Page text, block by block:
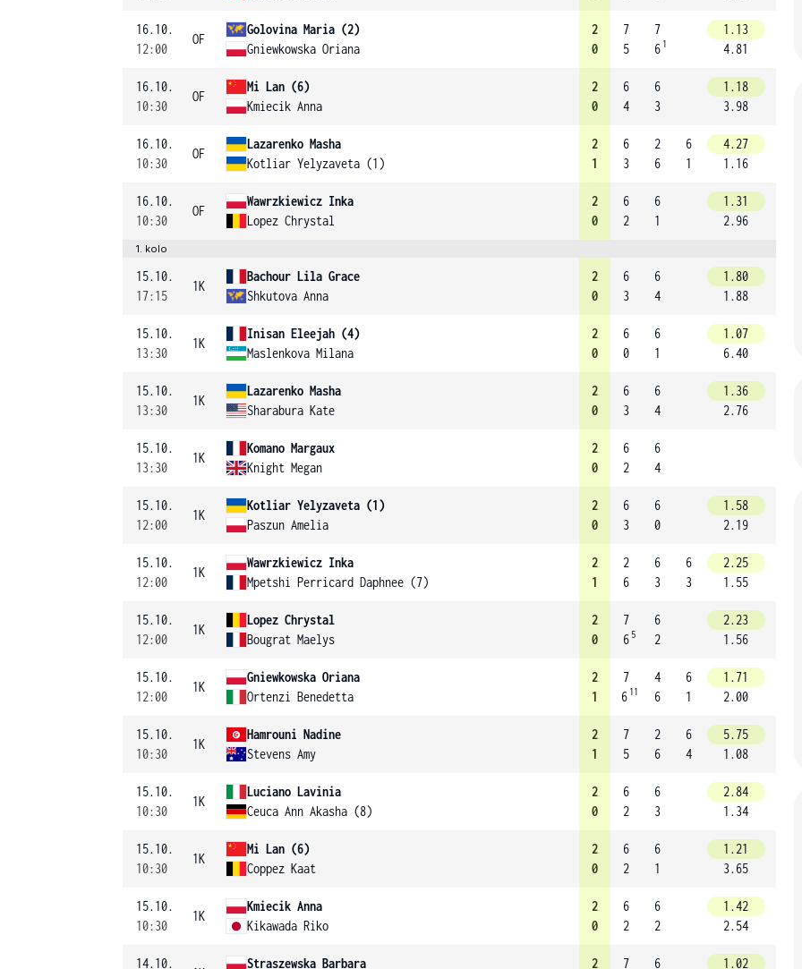
16.10.
12:00
OF
Golovina Maria (2)
Gniewkowska Oriana
2
0
7
5
7
6 1
1.13
4.81
16.10.
10:30
OF
Mi Lan (6)
Kmiecik Anna
2
0
6
4
6
3
1.18
3.98
16.10.
10:30
OF
Lazarenko Masha
Kotliar Yelyzaveta (1)
2
1
6
3
2
6
6
1
4.27
1.16
16.10.
10:30
OF
Wawrzkiewicz Inka
Lopez Chrystal
2
0
6
2
6
1
1.31
2.96
1. kolo
15.10.
17:15
1K
Bachour Lila Grace
Shkutova Anna
2
0
6
3
6
4
1.80
1.88
15.10.
13:30
1K
Inisan Eleejah (4)
Maslenkova Milana
2
0
6
0
6
1
1.07
6.40
15.10.
13:30
1K
Lazarenko Masha
Sharabura Kate
2
0
6
3
6
4
1.36
2.76
15.10.
13:30
1K
Komano Margaux
Knight Megan
2
0
6
2
6
4
15.10.
12:00
1K
Kotliar Yelyzaveta (1)
Paszun Amelia
2
0
6
3
6
0
1.58
2.19
15.10.
12:00
1K
Wawrzkiewicz Inka
Mpetshi Perricard Daphnee (7)
2
1
2
6
6
3
6
3
2.25
1.55
15.10.
12:00
1K
Lopez Chrystal
Bougrat Maelys
2
0
7
6 5
6
2
2.23
1.56
15.10.
12:00
1K
Gniewkowska Oriana
Ortenzi Benedetta
2
1
7
6 11
4
6
6
1
1.71
2.00
15.10.
10:30
1K
Hamrouni Nadine
Stevens Amy
2
1
7
5
2
6
6
4
5.75
1.08
15.10.
10:30
1K
Luciano Lavinia
Ceuca Ann Akasha (8)
2
0
6
2
6
3
2.84
1.34
15.10.
10:30
1K
Mi Lan (6)
Coppez Kaat
2
0
6
2
6
1
1.21
3.65
15.10.
10:30
1K
Kmiecik Anna
Kikawada Riko
2
0
6
2
6
2
1.42
2.54
14.10. Straszewska Barbara 2 7 6 1.02